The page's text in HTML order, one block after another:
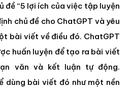
đề “5 lợi ích của việc tập luyện
chủ đề cho ChatGPT và yêu
bài viết về điều đó. ChatGPT
huấn luyện để tạo ra bài viết
văn và kết luận tự động.
dùng bài viết đó như một nền